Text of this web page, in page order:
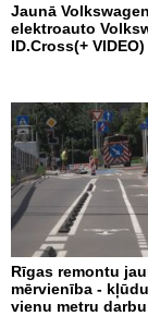
Jaunā
elektroauto
ID.Cross(+ VIDEO)
Rīgas remontu
mērvienība -
vienu metru